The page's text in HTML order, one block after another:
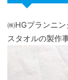
㈱HGプランニ
スタオルの製作